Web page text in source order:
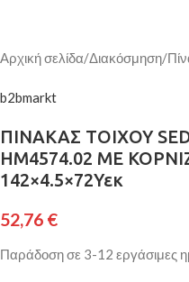
Αρχική σελίδα/Διακόσμηση/
b2bmarkt
ΠΙΝΑΚΑΣ ΤΟΙΧΟΥ
HM4574.02 ΜΕ
142×4.5×72Υεκ
52,76 €
Παράδοση σε 3-12 εργάσιμες